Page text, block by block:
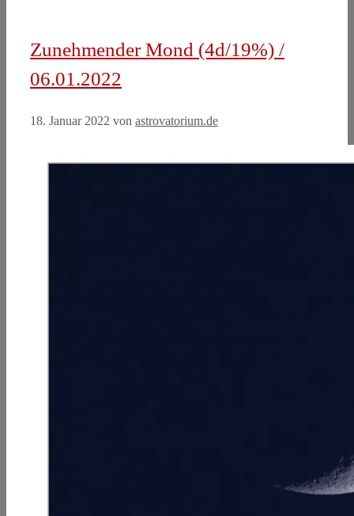
Zunehmender Mond (4d/19%) /
06.01.2022
18. Januar 2022 von astrovatorium.de